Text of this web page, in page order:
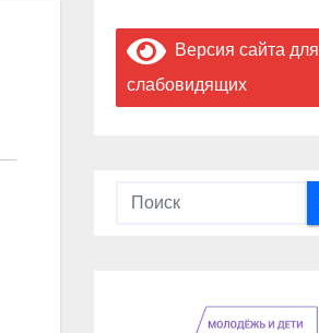
Версия сайта для
слабовидящих